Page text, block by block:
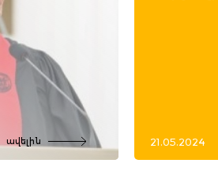
ավելին 21.05.2024